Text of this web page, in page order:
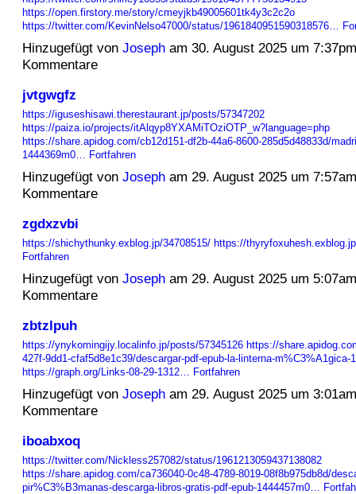
https://open.firstory.me/story/cmeyjkb49005601tk4y3c2c2o
https://twitter.com/KevinNelso47000/status/1961840951590318576…
Hinzugefügt von Josepham 30. August 2025 um
Kommentare
jvtgwgfz
https://iguseshisawi.therestaurant.jp/posts/57347202
https://paiza.io/projects/itAlqyp8YXAMiTOziOTP_w?language=php
https://share.apidog.com/cb12d151-df2b-44a6-8600-285d5d48833d/
1444369m0…
Fortfahren
Hinzugefügt von Josepham 29. August 2025 um
Kommentare
zgdxzvbi
https://shichythunky.exblog.jp/34708515/ https://
Fortfahren
Hinzugefügt von Josepham 29. August 2025 um
Kommentare
zbtzlpuh
https://ynykomingijy.localinfo.jp/posts/57345126 https://
427f-9dd1-cfaf5d8e1c39/descargar-pdf-epub-la-linterna-m%C3%A1gica-
https://graph.org/Links-08-29-1312…
Fortfahren
Hinzugefügt von Josepham 29. August 2025 um
Kommentare
iboabxoq
https://twitter.com/Nickless257082/status/1961213059437138082
https://share.apidog.com/ca736040-0c48-4789-8019-08f8b975db8d/
pir%C3%B3manas-descarga-libros-gratis-pdf-epub-1444457m0…